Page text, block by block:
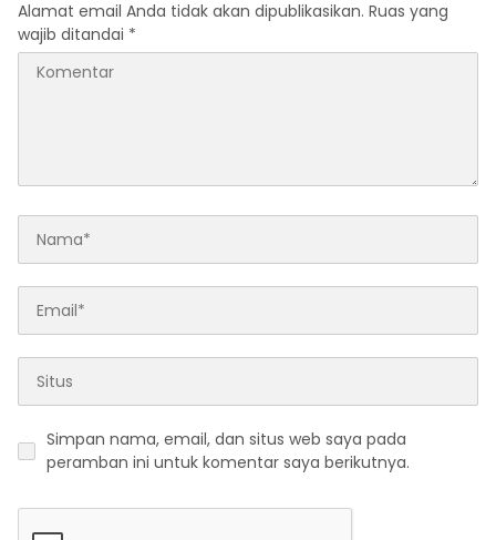
Alamat email Anda tidak akan dipublikasikan. Ruas yang
wajib ditandai *
Simpan nama, email, dan situs web saya pada
peramban ini untuk komentar saya berikutnya.